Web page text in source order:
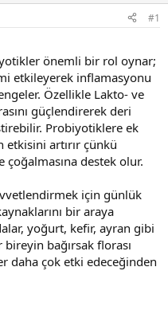
#1
önemli bir rol oynar;
etkileyerek inflamasyonu
Özellikle Lakto- ve
güçlendirerek deri
Probiyotiklere ek
artırır çünkü
çoğalmasına destek olur.
için günlük
bir araya
yoğurt, kefir, ayran gibi
bağırsak florası
daha çok etki edeceğinden